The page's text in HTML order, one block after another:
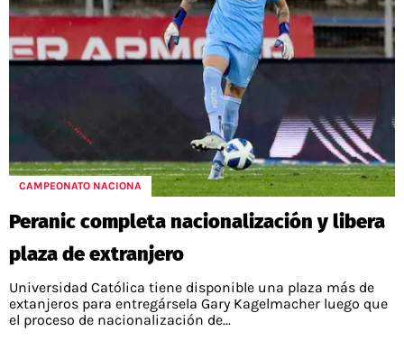
CAMPEONATO NACIONA
Peranic completa nacionalización y libera
plaza de extranjero
Universidad Católica tiene disponible una plaza más de
extanjeros para entregársela Gary Kagelmacher luego que
el proceso de nacionalización de...